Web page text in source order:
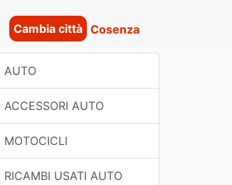
Cambia città Cosenza
AUTO
ACCESSORI AUTO
MOTOCICLI
RICAMBI USATI AUTO